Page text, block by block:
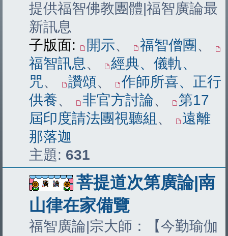
提供福智佛教團體|福智廣論最
新訊息
子版面:
開示、 福智僧團 、
福智訊息、
經典、儀軌、
咒、 讚頌、
作師所喜、正行
供養、 非官方討論、
第17
屆印度請法團視聽組 、
遠離
那落迦
主題: 631
菩提道次第廣論|南
山律在家備覽
福智廣論|宗大師：【今勤瑜伽